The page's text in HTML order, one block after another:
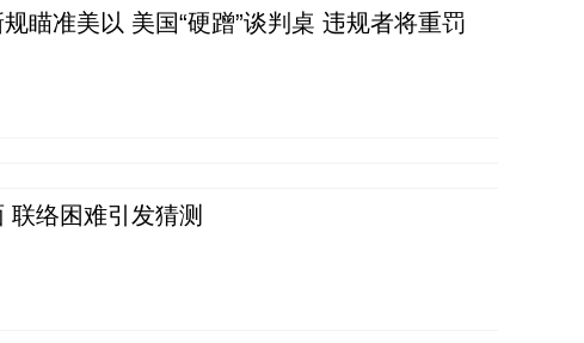
瞄准美以 美国“硬蹭”谈判桌 违规者将重罚
联络困难引发猜测